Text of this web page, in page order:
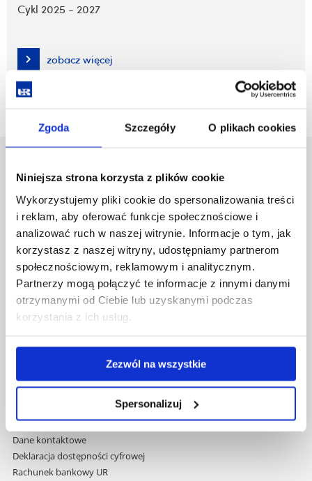
Zgoda Szczegóły O plikach cookies
Niniejsza strona korzysta z plików cookie
Wykorzystujemy pliki cookie do spersonalizowania treści
i reklam, aby oferować funkcje społecznościowe i
analizować ruch w naszej witrynie. Informacje o tym, jak
korzystasz z naszej witryny, udostępniamy partnerom
społecznościowym, reklamowym i analitycznym.
Partnerzy mogą połączyć te informacje z innymi danymi
otrzymanymi od Ciebie lub uzyskanymi podczas
korzystania z ich usług.
Zezwól na wszystkie
Spersonalizuj
nawigację
treści
Cykl 2025 - 2027
zobacz więcej
Al. Tadeusza Rejtana 16C
35-959 Rzeszów
Pomiń
nawigację
przejdź
do
treści
Polityka prywatności
Mapa serwisu
Biblioteka
Wydawnictwo
Covid info
Studia podyplomowe
Zamówienia publiczne
Projekty realizowane z KPO
Domy studenta
Dane kontaktowe
Deklaracja dostępności cyfrowej
Rachunek bankowy UR